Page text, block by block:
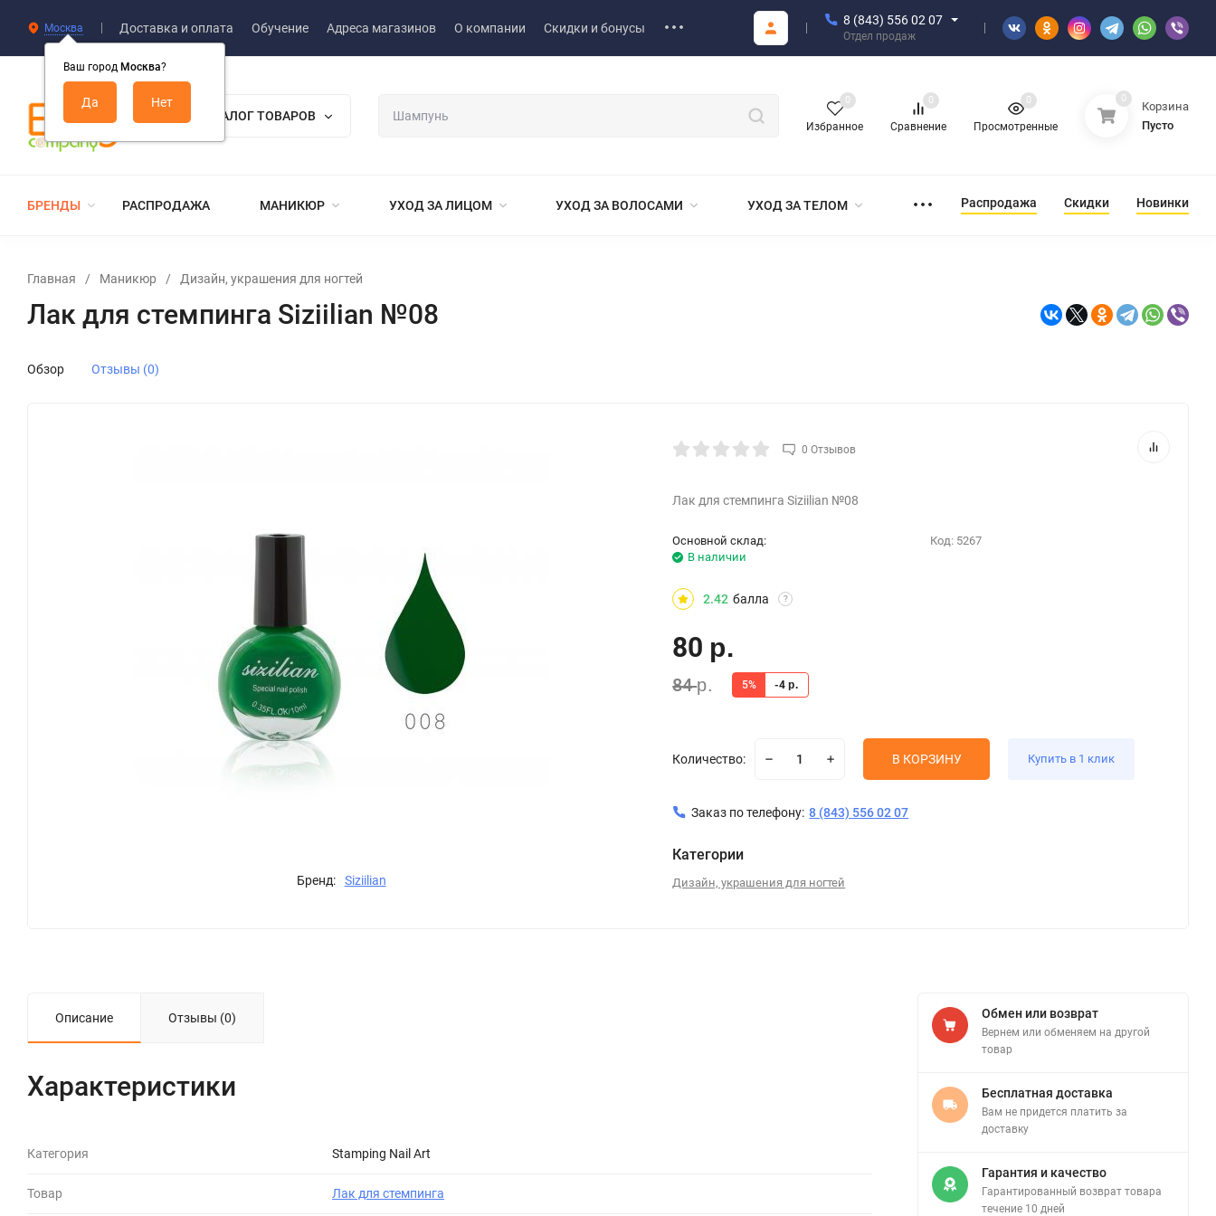
Москва
Ваш город Москва?
Доставка и оплата Обучение Адреса магазинов О компании Скидки и бонусы
8 (843) 556 02 07
Отдел продаж
КАТАЛОГ ТОВАРОВ
Избранное
0
Сравнение
0
Просмотренные
0 0
Корзина
Пусто
БРЕНДЫ РАСПРОДАЖА МАНИКЮР УХОД ЗА ЛИЦОМ УХОД ЗА ВОЛОСАМИ УХОД ЗА ТЕЛОМ Распродажа Скидки Новинки
Главная / Маникюр / Дизайн, украшения для ногтей
Лак для стемпинга Siziilian №08
Обзор Отзывы (0)
Бренд: Siziilian
0 Отзывов
Лак для стемпинга Siziilian №08
Основной склад:
В наличии
Код: 5267
2.42 балла ?
80 р.
84р. 5% -4 р.
Количество: В КОРЗИНУ Купить в 1 клик
Заказ по телефону: 8 (843) 556 02 07
Категории
Дизайн, украшения для ногтей
Описание Отзывы (0)
Характеристики
Категория Stamping Nail Art
Товар Лак для стемпинга
Обмен или возврат
Вернем или обменяем на другой
товар
Бесплатная доставка
Вам не придется платить за
доставку
Гарантия и качество
Гарантированный возврат товара
течение 10 дней